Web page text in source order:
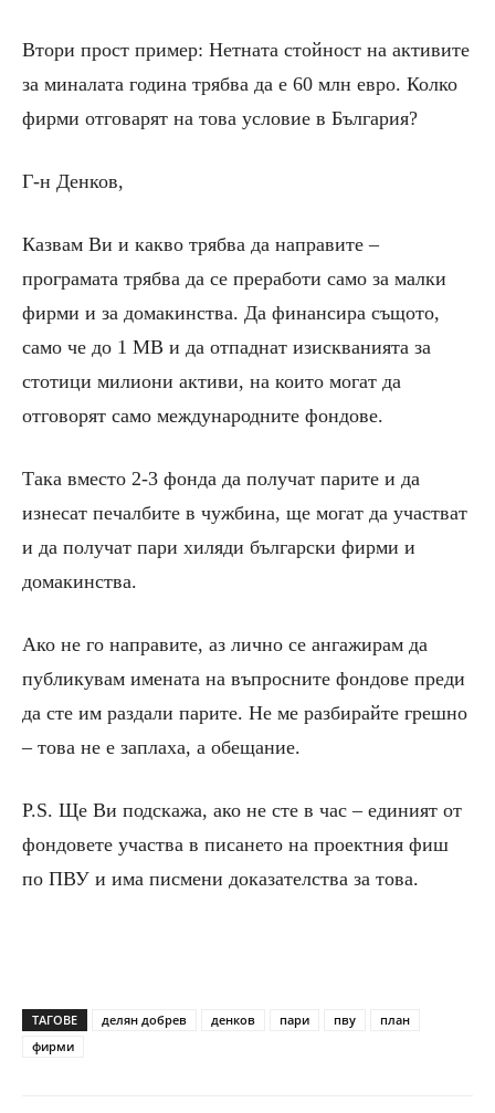
Втори прост пример: Нетната стойност на активите
за миналата година трябва да е 60 млн евро. Колко
фирми отговарят на това условие в България?
Г-н Денков,
Казвам Ви и какво трябва да направите –
програмата трябва да се преработи само за малки
фирми и за домакинства. Да финансира същото,
само че до 1 МВ и да отпаднат изискванията за
стотици милиони активи, на които могат да
отговорят само международните фондове.
Така вместо 2-3 фонда да получат парите и да
изнесат печалбите в чужбина, ще могат да участват
и да получат пари хиляди български фирми и
домакинства.
Ако не го направите, аз лично се ангажирам да
публикувам имената на въпросните фондове преди
да сте им раздали парите. Не ме разбирайте грешно
– това не е заплаха, а обещание.
P.S. Ще Ви подскажа, ако не сте в час – единият от
фондовете участва в писането на проектния фиш
по ПВУ и има писмени доказателства за това.
ТАГОВЕ делян добрев денков пари пву
план
фирми